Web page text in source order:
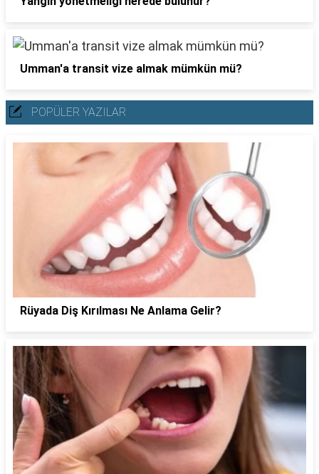
Umman'a transit vize almak mümkün mü?
POPÜLER YAZILAR
Rüyada Diş Kırılması Ne Anlama Gelir?